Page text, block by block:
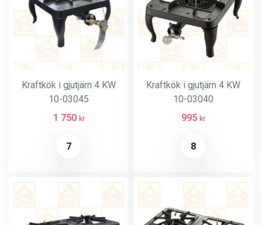
Kraftkök i gjutjärn 4 KW
10-03045
1 750 kr
7
Kraftkök i gjutjärn 4 KW
10-03040
995 kr
8